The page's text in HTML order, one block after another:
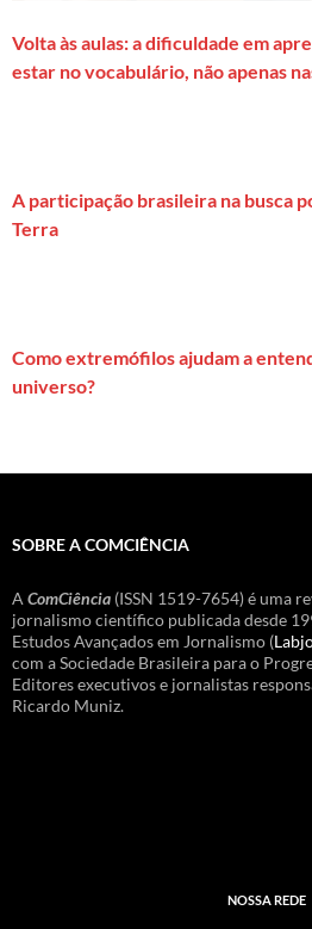
Volta às aulas: a dificuldade em
estar no vocabulário, não apenas
A participação brasileira na busca
Terra
Como extremófilos ajudam a
universo?
SOBRE A COMCIÊNCIA
A ComCiência (ISSN 1519-7654) é uma
jornalismo científico publicada desde
Estudos Avançados em Jornalismo (
com a Sociedade Brasileira para o
Editores executivos e jornalistas
Ricardo Muniz.
NOSSA REDE